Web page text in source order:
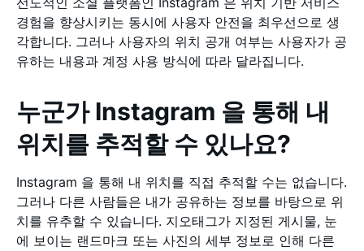
경험을 향상시키는 동시에 사용자 안전을 최우선으로 생
각합니다. 그러나 사용자의 위치 공개 여부는 사용자가 공
유하는 내용과 계정 사용 방식에 따라 달라집니다.
누군가 Instagram 을 통해 내
위치를 추적할 수 있나요?
Instagram 을 통해 내 위치를 직접 추적할 수는 없습니다.
그러나 다른 사람들은 내가 공유하는 정보를 바탕으로 위
치를 유추할 수 있습니다. 지오태그가 지정된 게시물, 눈
에 보이는 랜드마크 또는 사진의 세부 정보로 인해 다른